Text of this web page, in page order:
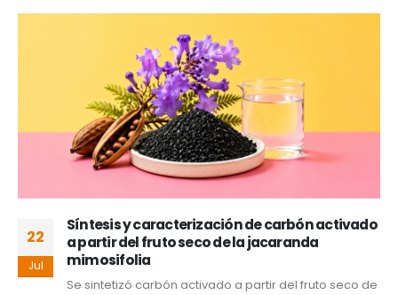
22
Jul
Síntesis y caracterización de carbón activado
a partir del fruto seco de la jacaranda
mimosifolia
Se sintetizó carbón activado a partir del fruto seco de